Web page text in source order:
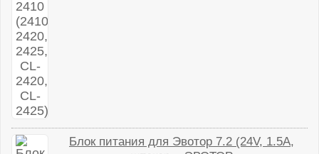
Блок питания для Эвотор 7.2 (24V, 1.5A,